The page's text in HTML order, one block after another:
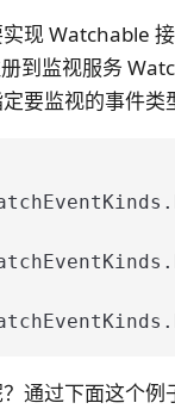
现 Watchable
到监视服务
要监视的事件类
通过下面这个例